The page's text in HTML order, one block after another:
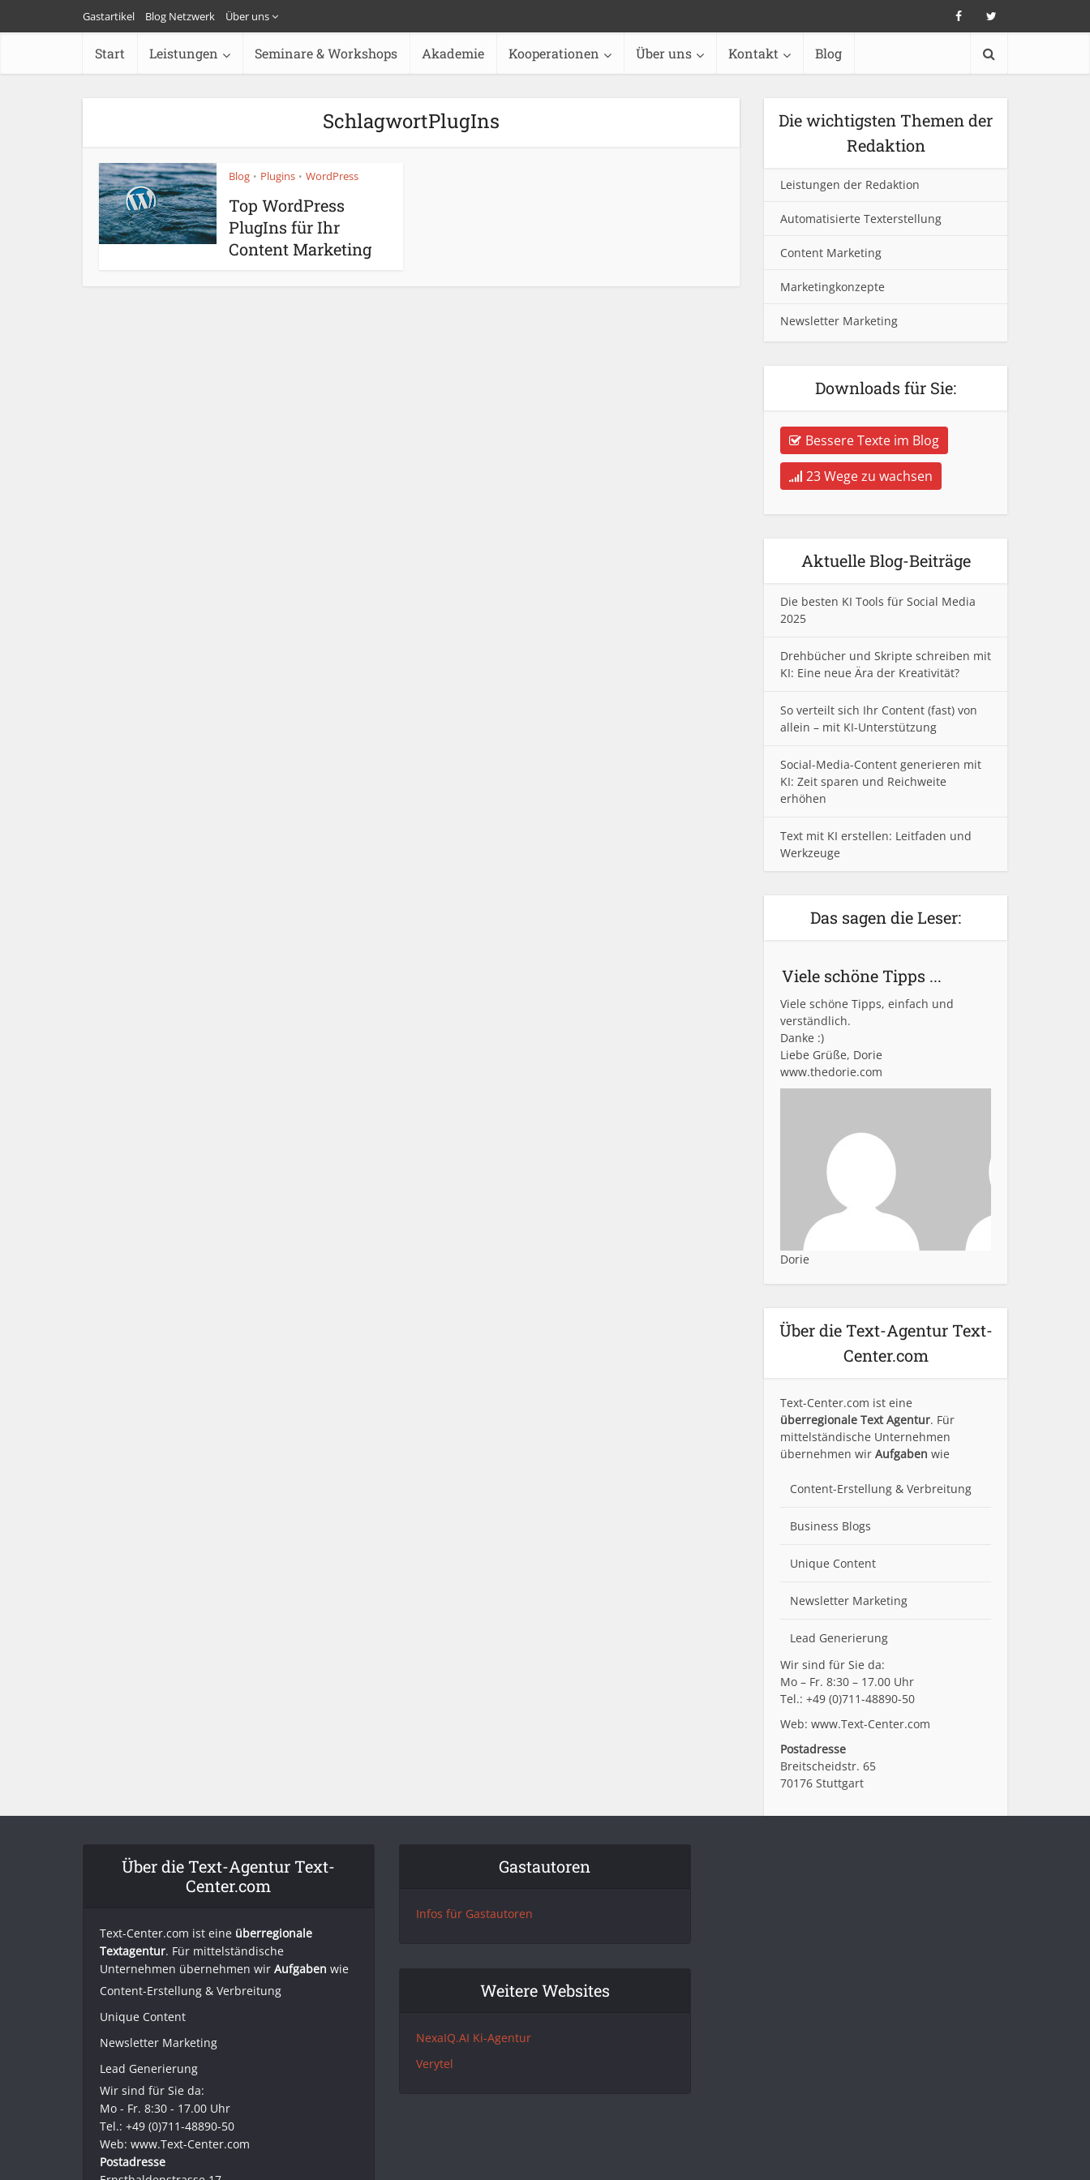
Gastartikel Blog Netzwerk Über uns
Start Leistungen Seminare & Workshops Akademie Kooperationen Über uns Kontakt Blog
SchlagwortPlugIns
Blog • Plugins • WordPress
Top WordPress
PlugIns für Ihr
Content Marketing
Die wichtigsten Themen der
Redaktion
Leistungen der Redaktion
Automatisierte Texterstellung
Content Marketing
Marketingkonzepte
Newsletter Marketing
Downloads für Sie:
Bessere Texte im Blog
23 Wege zu wachsen
Aktuelle Blog-Beiträge
Die besten KI Tools für Social Media
2025
Drehbücher und Skripte schreiben mit
KI: Eine neue Ära der Kreativität?
So verteilt sich Ihr Content (fast) von
allein – mit KI-Unterstützung
Social-Media-Content generieren mit
KI: Zeit sparen und Reichweite
erhöhen
Text mit KI erstellen: Leitfaden und
Werkzeuge
Das sagen die Leser:
Viele schöne Tipps ...
Viele schöne Tipps, einfach und
verständlich.
Danke :)
Liebe Grüße, Dorie
www.thedorie.com
Dorie
Über die Text-Agentur Text-
Center.com
Text-Center.com ist eine
überregionale Text Agentur. Für
mittelständische Unternehmen
übernehmen wir Aufgaben wie
Content-Erstellung & Verbreitung
Business Blogs
Unique Content
Newsletter Marketing
Lead Generierung
Wir sind für Sie da:
Mo – Fr. 8:30 – 17.00 Uhr
Tel.: +49 (0)711-48890-50
Web: www.Text-Center.com
Postadresse
Breitscheidstr. 65
70176 Stuttgart
Über die Text-Agentur Text-
Center.com
Text-Center.com ist eine überregionale
Textagentur. Für mittelständische
Unternehmen übernehmen wir Aufgaben wie
Content-Erstellung & Verbreitung
Unique Content
Newsletter Marketing
Lead Generierung
Wir sind für Sie da:
Mo - Fr. 8:30 - 17.00 Uhr
Tel.: +49 (0)711-48890-50
Web: www.Text-Center.com
Postadresse
Gastautoren
Infos für Gastautoren
Weitere Websites
NexaIQ.AI Ki-Agentur
Verytel